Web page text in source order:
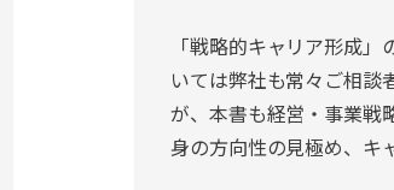
「戦略的キャリア形成
いては弊社も常々ご相談
が、本書も経営・事業戦
身の方向性の見極め、